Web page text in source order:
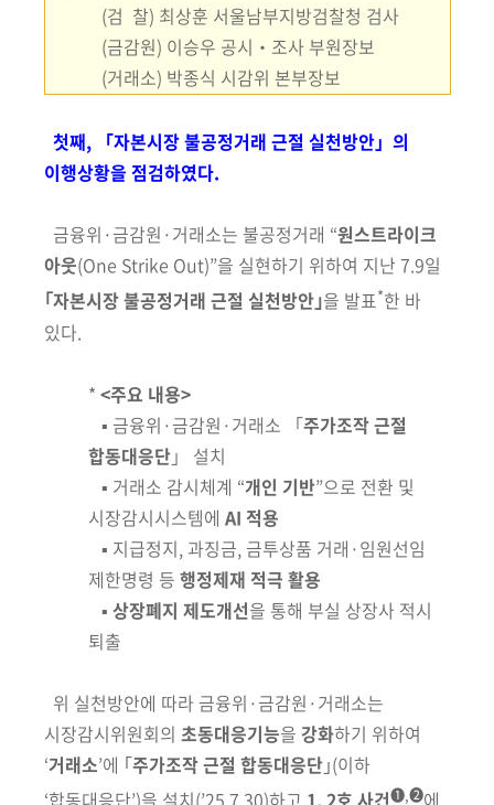
(검 찰) 최상훈 서울남부지방검찰청 검사
(금감원) 이승우 공시‧조사 부원장보
(거래소) 박종식 시감위 본부장보
첫째, 「자본시장 불공정거래 근절 실천방안」의
이행상황을 점검하였다.
금융위·금감원·거래소는 불공정거래 “원스트라이크
아웃(One Strike Out)”을 실현하기 위하여 지난 7.9일
｢자본시장 불공정거래 근절 실천방안｣을 발표*한 바
있다.
* <주요 내용>
▪ 금융위·금감원·거래소 「주가조작 근절
합동대응단」 설치
▪ 거래소 감시체계 “개인 기반”으로 전환 및
시장감시시스템에 AI 적용
▪ 지급정지, 과징금, 금투상품 거래·임원선임
제한명령 등 행정제재 적극 활용
▪ 상장폐지 제도개선을 통해 부실 상장사 적시
퇴출
위 실천방안에 따라 금융위·금감원·거래소는
시장감시위원회의 초동대응기능을 강화하기 위하여
‘거래소’에 ｢주가조작 근절 합동대응단｣(이하
‘합동대응단’)을 설치(’25.7.30)하고 1, 2호 사건➊,➋에